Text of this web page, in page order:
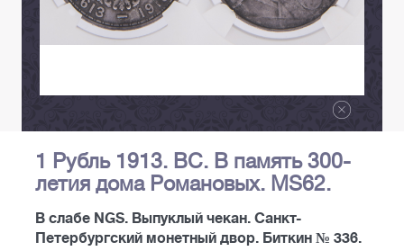
1 Рубль 1913. ВС. В память 300-
летия дома Романовых. MS62.
В слабе NGS. Выпуклый чекан. Санкт-
Петербургский монетный двор. Биткин № 336.